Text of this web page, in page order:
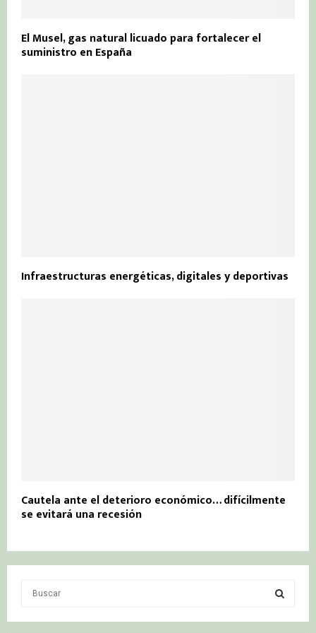
El Musel, gas natural licuado para fortalecer el
suministro en España
Infraestructuras energéticas, digitales y deportivas
Cautela ante el deterioro económico… difícilmente
se evitará una recesión
S